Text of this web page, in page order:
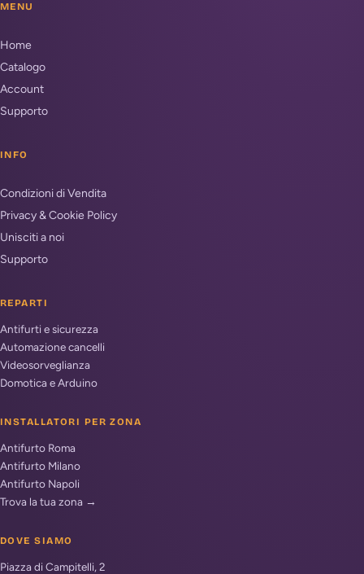
MENU
Home
Catalogo
Account
Supporto
INFO
Condizioni di Vendita
Privacy & Cookie Policy
Unisciti a noi
Supporto
REPARTI
Antifurti e sicurezza
Automazione cancelli
Videosorveglianza
Domotica e Arduino
INSTALLATORI PER ZONA
Antifurto Roma
Antifurto Milano
Antifurto Napoli
Trova la tua zona →
DOVE SIAMO
Piazza di Campitelli, 2